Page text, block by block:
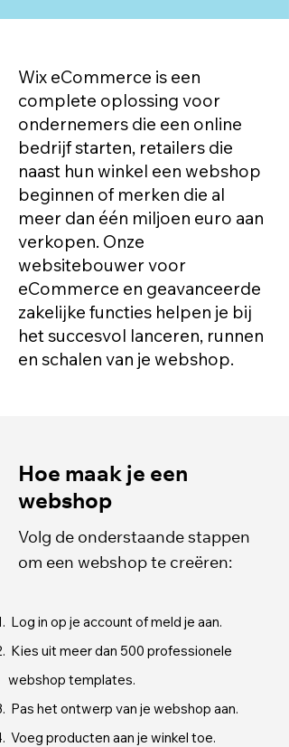
Wix eCommerce is een
complete oplossing voor
ondernemers die een online
bedrijf starten, retailers die
naast hun winkel een webshop
beginnen of merken die al
meer dan één miljoen euro aan
verkopen. Onze
websitebouwer voor
eCommerce en geavanceerde
zakelijke functies helpen je bij
het succesvol lanceren, runnen
en schalen van je webshop.
Hoe maak je een
webshop
Volg de onderstaande stappen
om een webshop te creëren:
Log in op je account of meld je aan.
Kies uit meer dan 500 professionele
webshop templates.
Pas het ontwerp van je webshop aan.
Voeg producten aan je winkel toe.